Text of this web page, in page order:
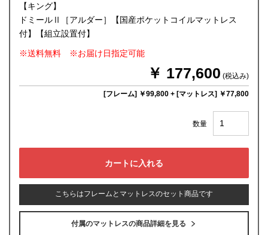
【キング】
ドミールⅡ［アルダー］【国産ポケットコイルマットレス
付】【組立設置付】
※送料無料 ※お届け日指定可能
￥ 177,600 (税込み)
[フレーム] ￥99,800 + [マットレス] ￥77,800
数量
こちらはフレームとマットレスのセット商品です
付属のマットレスの商品詳細を見る